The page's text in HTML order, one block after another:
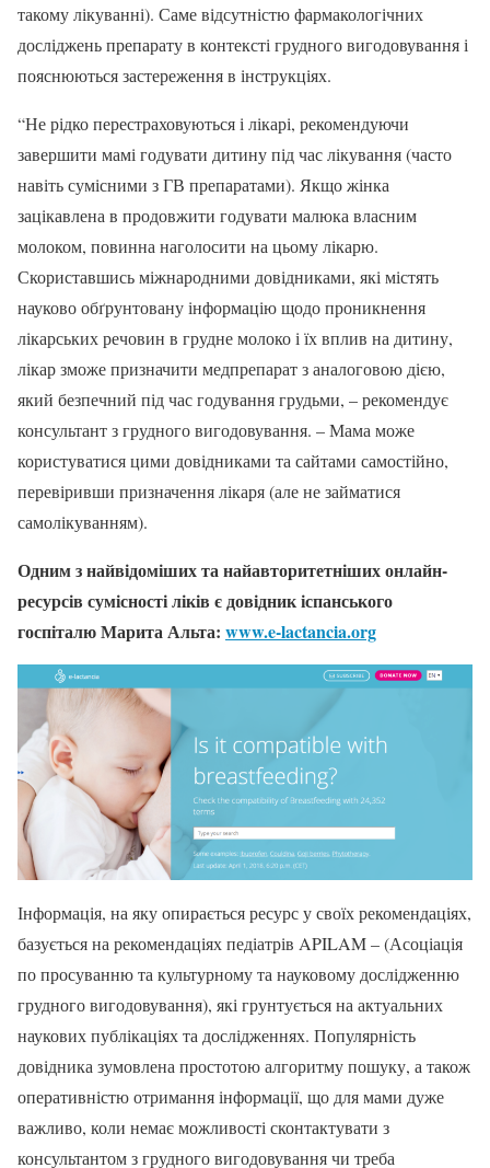
такому лікуванні). Саме відсутністю фармакологічних
досліджень препарату в контексті грудного вигодовуванняі
пояснюються застереження в інструкціях.
“Не рідко перестраховуються і лікарі, рекомендуючи
завершити мамі годувати дитину під час лікування (часто
навіть сумісними з ГВ препаратами). Якщо жінка
зацікавлена в продовжити годувати малюка власним
молоком, повинна наголосити на цьому лікарю.
Скориставшись міжнародними довідниками, які містять
науково обґрунтовану інформацію щодо проникнення
лікарських речовин в грудне молоко і їх вплив на дитину,
лікар зможе призначити медпрепарат з аналоговою дією,
який безпечний під час годування грудьми, – рекомендує
консультант з грудного вигодовування. – Мама може
користуватися цими довідниками та сайтами самостійно,
перевіривши призначення лікаря (але не займатися
самолікуванням).
Одним з найвідоміших та найавторитетніших онлайн-
ресурсів сумісності ліків є довідник іспанського
госпіталю Марита Альта: www.e-lactancia.org
Інформація, на яку опирається ресурс у своїх рекомендаціях,
базується на рекомендаціях педіатрів APILAM – (Асоціація
по просуванню та культурному та науковому дослідженню
грудного вигодовування), які грунтується на актуальних
наукових публікаціях та дослідженнях. Популярність
довідника зумовлена простотою алгоритму пошуку, а також
оперативністю отримання інформації, що для мами дуже
важливо, коли немає можливості сконтактувати з
консультантом з грудного вигодовуваннячи треба